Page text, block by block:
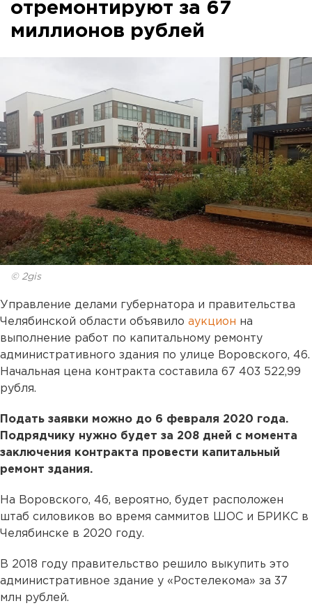
отремонтируют за 67
миллионов рублей
© 2gis
Управление делами губернатора и правительства
Челябинской области объявило аукцион на
выполнение работ по капитальному ремонту
административного здания по улице Воровского, 46.
Начальная цена контракта составила 67 403 522,99
рубля.
Подать заявки можно до 6 февраля 2020 года.
Подрядчику нужно будет за 208 дней с момента
заключения контракта провести капитальный
ремонт здания.
На Воровского, 46, вероятно, будет расположен
штаб силовиков во время саммитов ШОС и БРИКС в
Челябинске в 2020 году.
В 2018 году правительство решило выкупить это
административное здание у «Ростелекома» за 37
млн рублей.